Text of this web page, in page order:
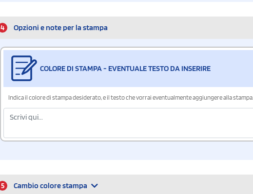
4 Opzioni e note per la stampa
COLORE DI STAMPA - EVENTUALE TESTO DA INSERIRE
Indica il colore di stampa desiderato, e il testo che vorrai eventualmente aggiungere alla stampa.
5 Cambio colore stampa